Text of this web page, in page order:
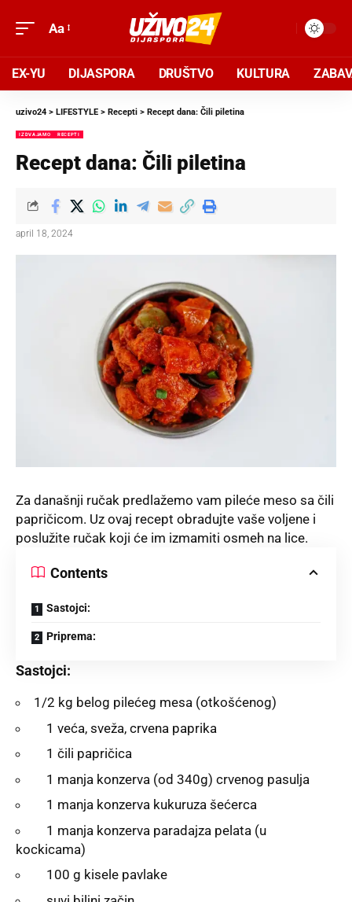
Aa
EX-YU DIJASPORA DRUŠTVO KULTURA
uzivo24 > LIFESTYLE > Recepti > Recept dana: Čili piletina
IZDVAJAMO RECEPTI
Recept dana: Čili piletina
april 18, 2024
Za današnji ručak predlažemo vam pileće meso sa čili
papričicom. Uz ovaj recept obradujte vaše voljene i
poslužite ručak koji će im izmamiti osmeh na lice.
Contents
Sastojci:
Priprema:
Sastojci:
1/2 kg belog pilećeg mesa (otkošćenog)
1 veća, sveža, crvena paprika
1 čili papričica
1 manja konzerva (od 340g) crvenog pasulja
1 manja konzerva kukuruza šećerca
1 manja konzerva paradajza pelata (u
kockicama)
100 g kisele pavlake